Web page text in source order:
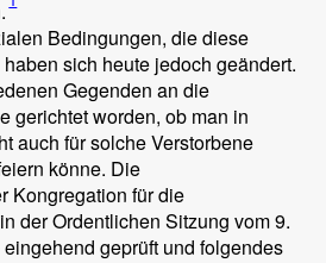
Bedingungen, die diese
sich heute jedoch geändert.
Gegenden an die
gerichtet worden, ob man in
auch für solche Verstorbene
könne. Die
Kongregation für die
der Ordentlichen Sitzung vom 9.
geprüft und folgendes